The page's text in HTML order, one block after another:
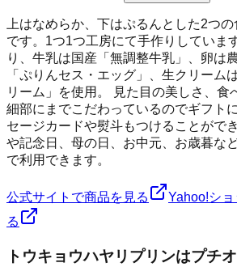
上はなめらか、下はぷるんとした2つ
です。1つ1つ工房にて手作りしていま
り、牛乳は国産「無調整牛乳」、卵は
「ぷりんセス・エッグ」、生クリーム
リーム」を使用。 見た目の美しさ、食
細部にまでこだわっているのでギフト
セージカードや熨斗もつけることがで
や記念日、母の日、お中元、お歳暮な
で利用できます。
公式サイトで商品を見る
Yahoo!シ
る
トウキョウハヤリプリンはプチ